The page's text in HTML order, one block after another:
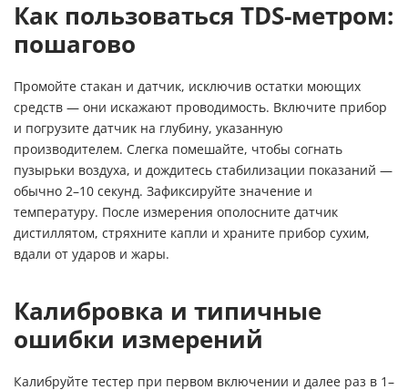
Как пользоваться TDS-метром:
пошагово
Промойте стакан и датчик, исключив остатки моющих
средств — они искажают проводимость. Включите прибор
и погрузите датчик на глубину, указанную
производителем. Слегка помешайте, чтобы согнать
пузырьки воздуха, и дождитесь стабилизации показаний —
обычно 2–10 секунд. Зафиксируйте значение и
температуру. После измерения ополосните датчик
дистиллятом, стряхните капли и храните прибор сухим,
вдали от ударов и жары.
Калибровка и типичные
ошибки измерений
Калибруйте тестер при первом включении и далее раз в 1–